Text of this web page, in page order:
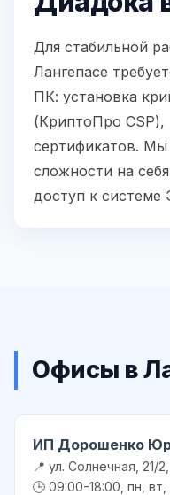
Для стабильной
Лангепасе
ПК: установка
(КриптоПро CSP),
сертификатов. Мы
сложности на
доступ к
Офисы в
ИП Дорошенко
📍 ул. Солнечная, 21/
🕒 09:00-18:00, пн, вт,